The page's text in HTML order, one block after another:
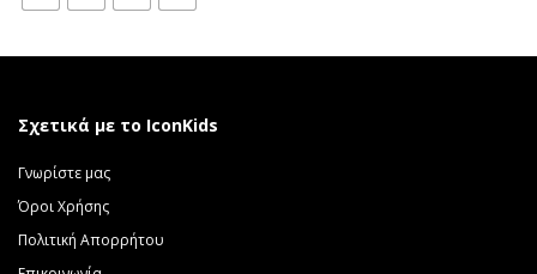
4.00 €.
Σχετικά με το IconKids
Γνωρίστε μας
Όροι Χρήσης
Πολιτική Απορρήτου